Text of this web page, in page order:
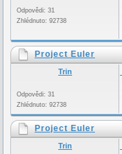
Odpovědi: 31
Zhlédnuto: 92738
Project Euler
Trin
Odpovědi: 31
Zhlédnuto: 92738
Project Euler
Trin